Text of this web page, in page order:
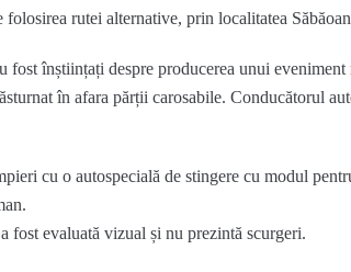
rutei alternative, prin localitatea
fost înștiințați despre producerea unui
în afara părții carosabile. Conducătorul
cu o autospecială de stingere cu modul
fost evaluată vizual și nu prezintă scurgeri.